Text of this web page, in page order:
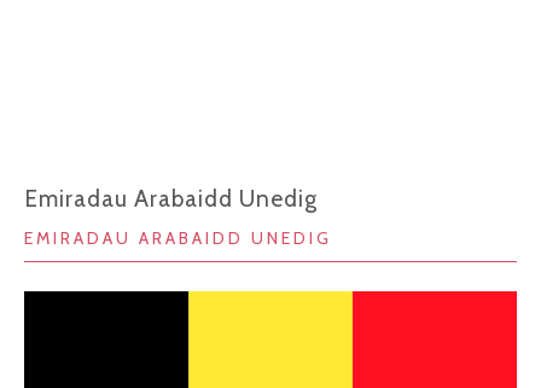
Emiradau Arabaidd Unedig
EMIRADAU ARABAIDD UNEDIG